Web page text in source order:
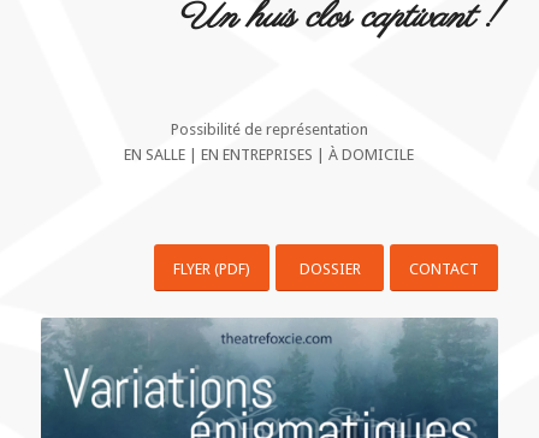
Un huis clos captivant !
Possibilité de représentation
EN SALLE | EN ENTREPRISES | À DOMICILE
FLYER (PDF) DOSSIER CONTACT